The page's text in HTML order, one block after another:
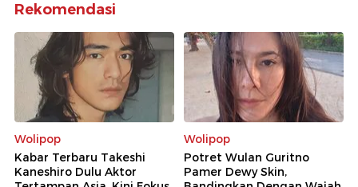
Rekomendasi
Wolipop
Kabar Terbaru Takeshi
Kaneshiro Dulu Aktor
Wolipop
Potret Wulan Guritno
Pamer Dewy Skin,